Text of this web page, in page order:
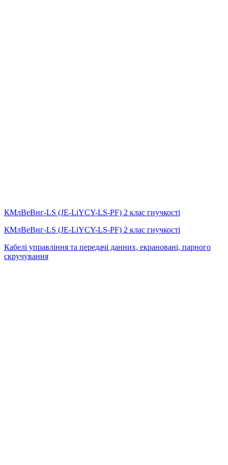
КМлВеВнг-LS (JE-LiYCY-LS-PF) 2 клас гнучкості
КМлВеВнг-LS (JE-LiYCY-LS-PF) 2 клас гнучкості
Кабелі управління та передачі данних, екрановані, парного
скручування